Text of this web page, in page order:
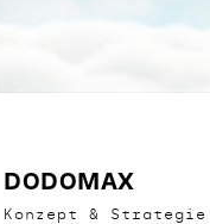
DODOMAX
Konzept & Strategie